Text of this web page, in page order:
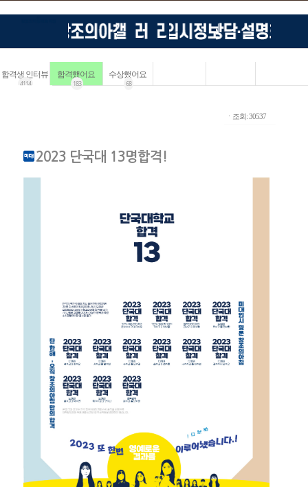
합격생 인터뷰
4114
합격했어요
183
수상했어요
68
ㆍ조회: 30537
2023 단국대 13명합격!